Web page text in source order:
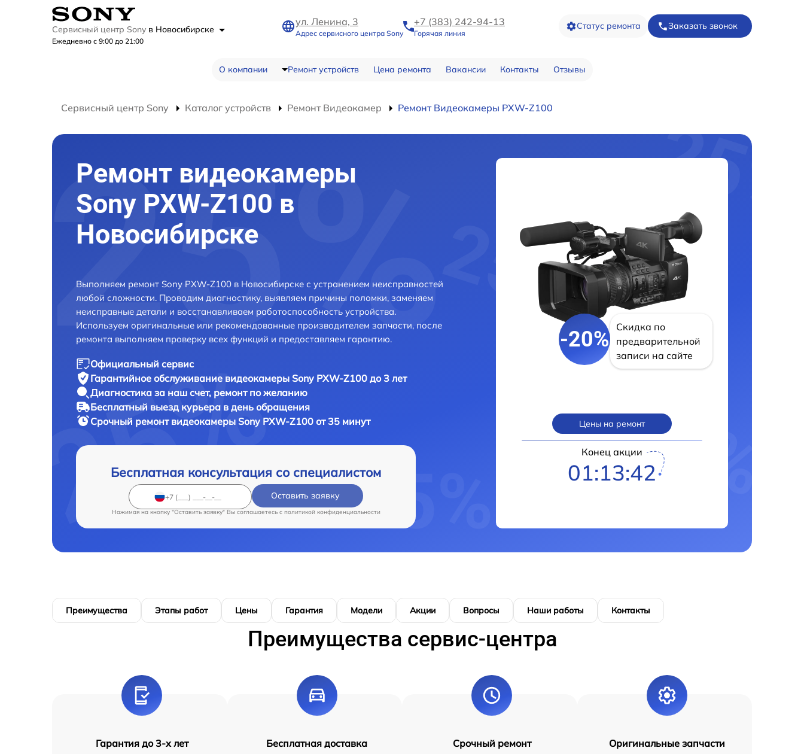
Сервисный центр Sony в Новосибирске
Ежедневно с 9:00 до 21:00
ул. Ленина, 3
Адрес сервисного центра Sony
+7 (383) 242-94-13
Горячая линия
Статус ремонта Заказать звонок
О компании Ремонт устройств Цена ремонта Вакансии Контакты Отзывы
Сервисный центр Sony Каталог устройств Ремонт Видеокамер Ремонт Видеокамеры PXW-Z100
Ремонт видеокамеры
Sony PXW-Z100 в
Новосибирске
Выполняем ремонт Sony PXW-Z100 в Новосибирске с устранением неисправностей
любой сложности. Проводим диагностику, выявляем причины поломки, заменяем
неисправные детали и восстанавливаем работоспособность устройства.
Используем оригинальные или рекомендованные производителем запчасти, после
ремонта выполняем проверку всех функций и предоставляем гарантию.
Официальный сервис
Гарантийное обслуживание видеокамеры Sony PXW-Z100 до 3 лет
Диагностика за наш счет, ремонт по желанию
Бесплатный выезд курьера в день обращения
Срочный ремонт видеокамеры Sony PXW-Z100 от 35 минут
Бесплатная консультация со специалистом
Оставить заявку
Нажимая на кнопку "Оставить заявку" Вы соглашаетесь c политикой конфиденциальности
-20%
Скидка по
предварительной
записи на сайте
Цены на ремонт
Конец акции
01:13:42
Преимущества Этапы работ Цены Гарантия Модели Акции Вопросы Наши работы Контакты
Преимущества сервис-центра
Гарантия до 3-х лет Бесплатная доставка Срочный ремонт Оригинальные запчасти